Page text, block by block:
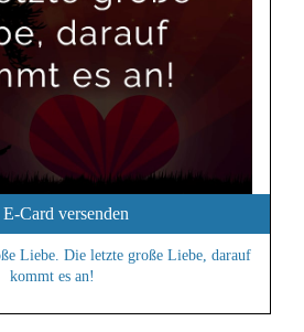
Card versenden
Liebe. Die letzte große Liebe, darauf
kommt es an!